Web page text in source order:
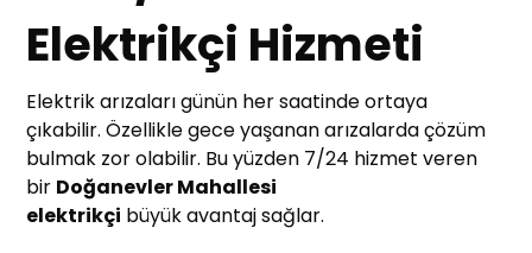
Elektrikçi Hizmeti
Elektrik arızaları günün her saatinde ortaya
çıkabilir. Özellikle gece yaşanan arızalarda çözüm
bulmak zor olabilir. Bu yüzden 7/24 hizmet veren
bir Doğanevler Mahallesi
elektrikçi büyük avantaj sağlar.